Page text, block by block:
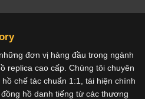
đơn vị hàng đầu trong ngành
replica cao cấp. Chúng tôi chuyên
chế tác chuẩn 1:1, tái hiện chính
hồ danh tiếng từ các thương